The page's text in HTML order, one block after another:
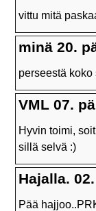
vittu mitä
minä 20.
perseestä koko
VML 07.
Hyvin toimi,
sillä selvä :)
Hajalla.
Pää